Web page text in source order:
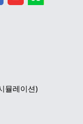
뮬레이션)